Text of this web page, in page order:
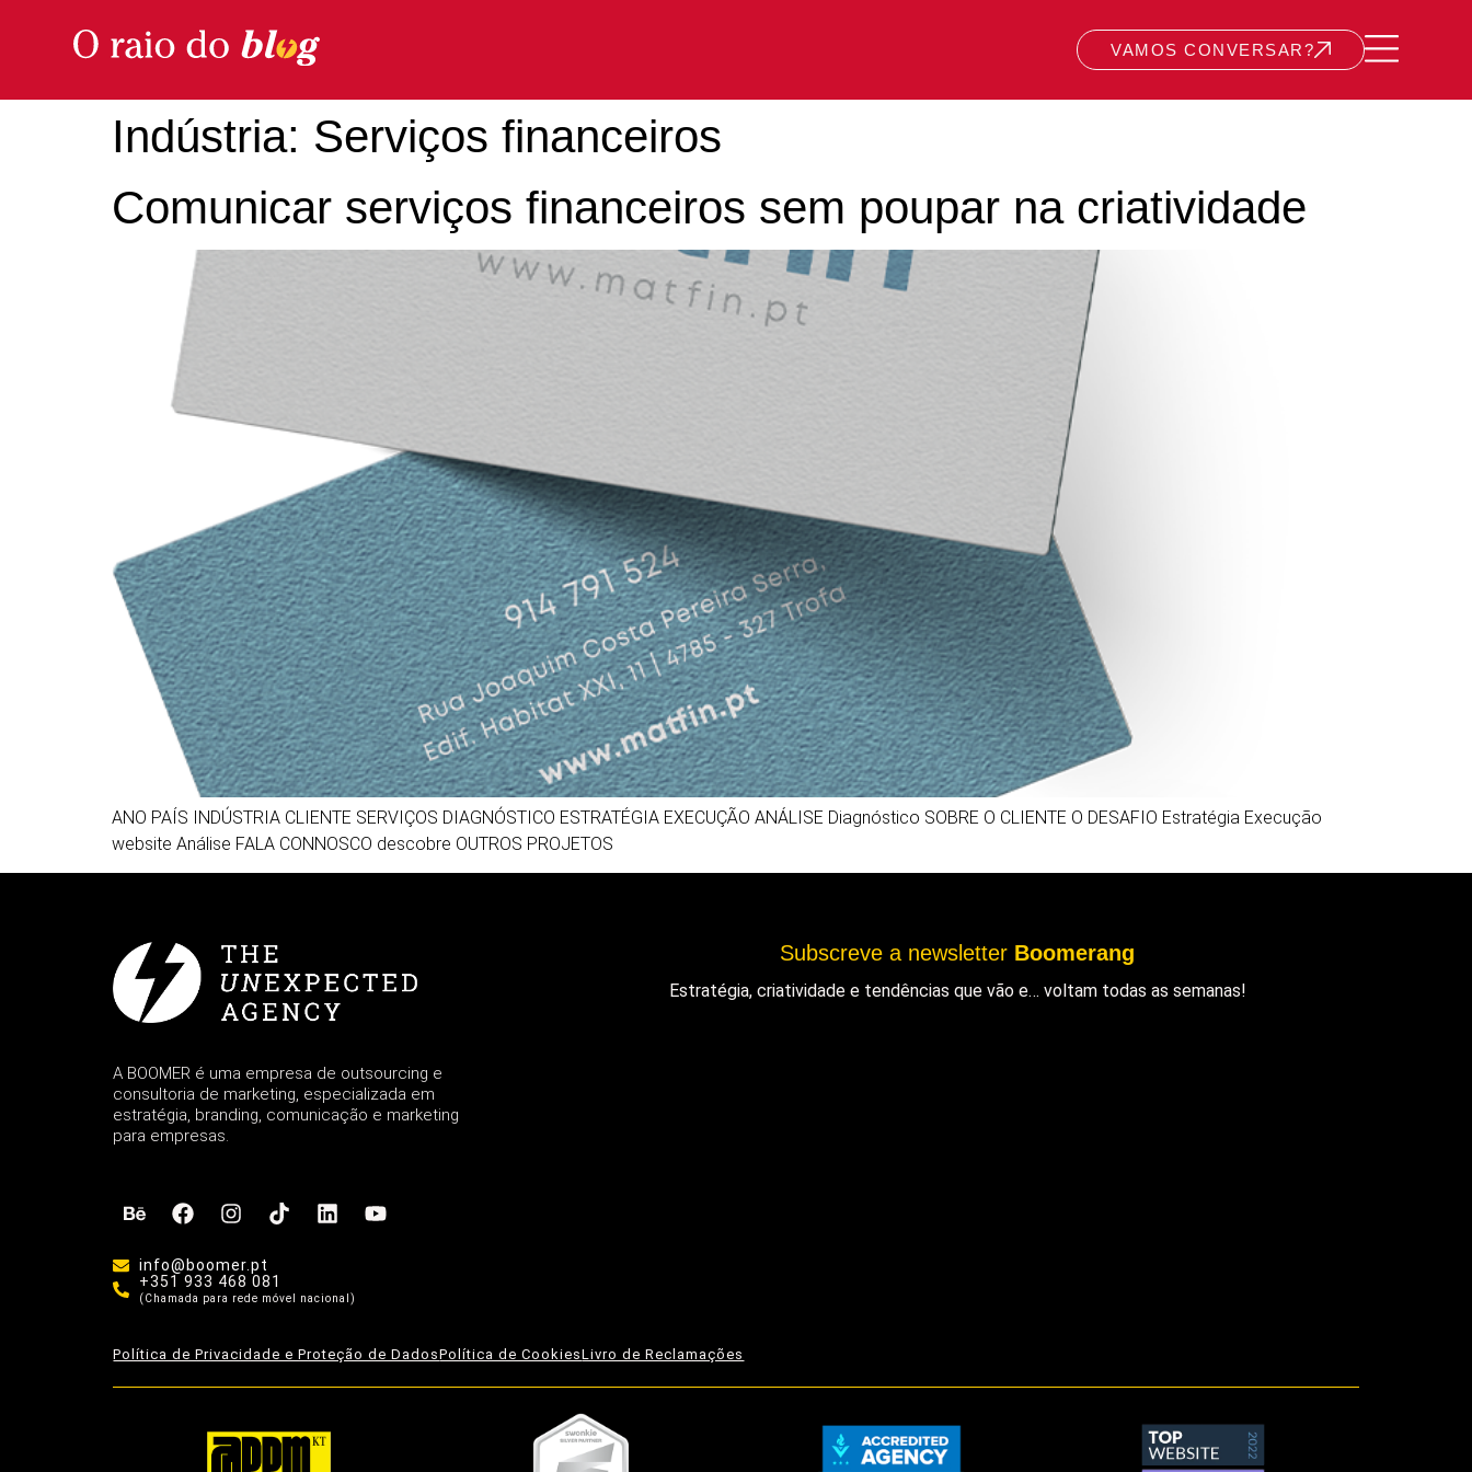
VAMOS CONVERSAR?
Indústria: Serviços financeiros
Comunicar serviços financeiros sem poupar na criatividade
ANO PAÍS INDÚSTRIA CLIENTE SERVIÇOS DIAGNÓSTICO ESTRATÉGIA EXECUÇÃO ANÁLISE Diagnóstico SOBRE O CLIENTE O DESAFIO Estratégia Execução
website Análise FALA CONNOSCO descobre OUTROS PROJETOS
A BOOMER é uma empresa de outsourcing e
consultoria de marketing, especializada em
estratégia, branding, comunicação e marketing
para empresas.
info@boomer.pt
+351 933 468 081
(Chamada para rede móvel nacional)
Subscreve a newsletter Boomerang
Estratégia, criatividade e tendências que vão e… voltam todas as semanas!
Política de Privacidade e Proteção de DadosPolítica de CookiesLivro de Reclamações